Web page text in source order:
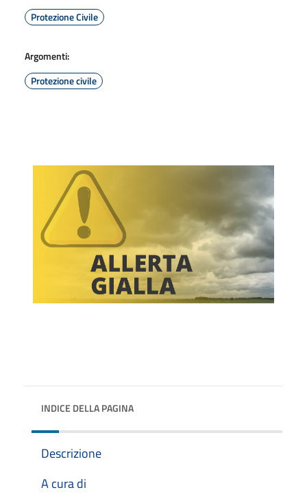
Protezione Civile
Argomenti:
Protezione civile
INDICE DELLA PAGINA
Descrizione
A cura di